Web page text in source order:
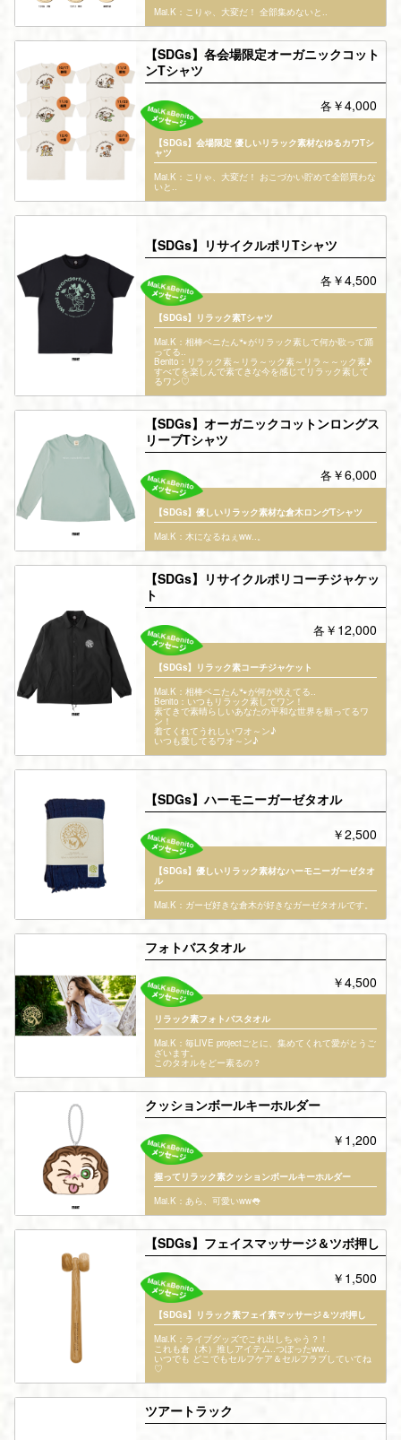
Mai.K：こりゃ、大変だ！ 全部集めないと..
【SDGs】各会場限定オーガニックコット
ンTシャツ
各￥4,000
【SDGs】会場限定 優しいリラック素材なゆるカワTシ
ャツ
Mai.K：こりゃ、大変だ！ おこづかい貯めて全部買わな
いと..
【SDGs】リサイクルポリTシャツ
各￥4,500
【SDGs】リラック素Tシャツ
Mai.K：相棒ベニたん🐾がリラック素して何か歌って踊
ってる..
Benito：リラック素～リラ～ック素～リラ～～ック素♪
すべてを楽しんで素てきな今を感じてリラック素して
るワン♡
【SDGs】オーガニックコットンロングス
リーブTシャツ
各￥6,000
【SDGs】優しいリラック素材な倉木ロングTシャツ
Mai.K：木になるねぇww..。
【SDGs】リサイクルポリコーチジャケッ
ト
各￥12,000
【SDGs】リラック素コーチジャケット
Mai.K：相棒ベニたん🐾が何か吠えてる..
Benito：いつもリラック素してワン！
素てきで素晴らしいあなたの平和な世界を願ってるワ
ン！
着てくれてうれしいワオ～ン♪
いつも愛してるワオ～ン♪
【SDGs】ハーモニーガーゼタオル
￥2,500
【SDGs】優しいリラック素材なハーモニーガーゼタオ
ル
Mai.K：ガーゼ好きな倉木が好きなガーゼタオルです。
フォトバスタオル
￥4,500
リラック素フォトバスタオル
Mai.K：毎LIVE projectごとに、集めてくれて愛がとうご
ざいます。
このタオルをどー素るの？
クッションボールキーホルダー
￥1,200
握ってリラック素クッションボールキーホルダー
Mai.K：あら、可愛いww👅
【SDGs】フェイスマッサージ＆ツボ押し
￥1,500
【SDGs】リラック素フェイ素マッサージ＆ツボ押し
Mai.K：ライブグッズでこれ出しちゃう？！
これも倉（木）推しアイテム..つぼったww..
いつでも どこでもセルフケア＆セルフラブしていてね
♡
ツアートラック